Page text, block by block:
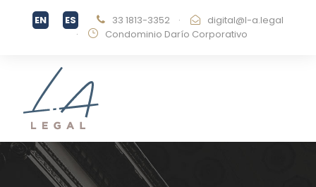
33 1813-3352 ·
digital@l-a.legal
·
Condominio Darío Corporativo